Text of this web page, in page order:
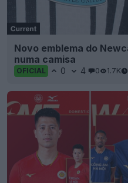
Novo emblema do
numa camisa
OFICIAL 0 4 0 1.7K